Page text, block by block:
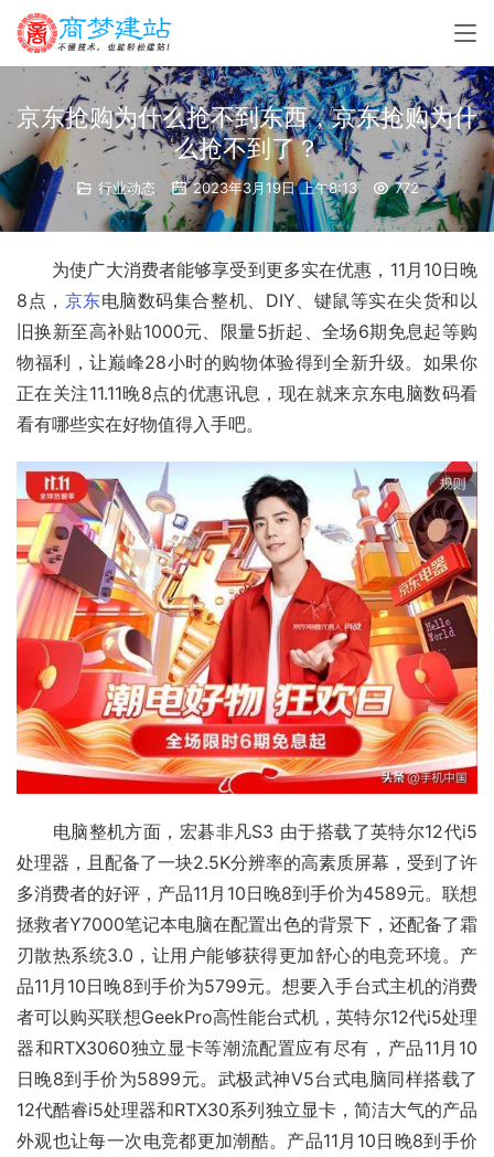
京东抢购为什么抢不到东西，京东抢购为什
么抢不到了？
行业动态 2023年3月19日 上午8:13 772
为使广大消费者能够享受到更多实在优惠，11月10日晚
8点， 京东电脑数码集合整机、DIY、键鼠等实在尖货和以
旧换新至高补贴1000元、限量5折起、全场6期免息起等购
物福利，让巅峰28小时的购物体验得到全新升级。如果你
正在关注11.11晚8点的优惠讯息，现在就来京东电脑数码看
看有哪些实在好物值得入手吧。
电脑整机方面，宏碁非凡S3 由于搭载了英特尔12代i5
处理器，且配备了一块2.5K分辨率的高素质屏幕，受到了许
多消费者的好评，产品11月10日晚8到手价为4589元。联想
拯救者Y7000笔记本电脑在配置出色的背景下，还配备了霜
刃散热系统3.0，让用户能够获得更加舒心的电竞环境。产
品11月10日晚8到手价为5799元。想要入手台式主机的消费
者可以购买联想GeekPro高性能台式机，英特尔12代i5处理
器和RTX3060独立显卡等潮流配置应有尽有，产品11月10
日晚8到手价为5899元。武极武神V5台式电脑同样搭载了
12代酷睿i5处理器和RTX30系列独立显卡，简洁大气的产品
外观也让每一次电竞都更加潮酷。产品11月10日晚8到手价